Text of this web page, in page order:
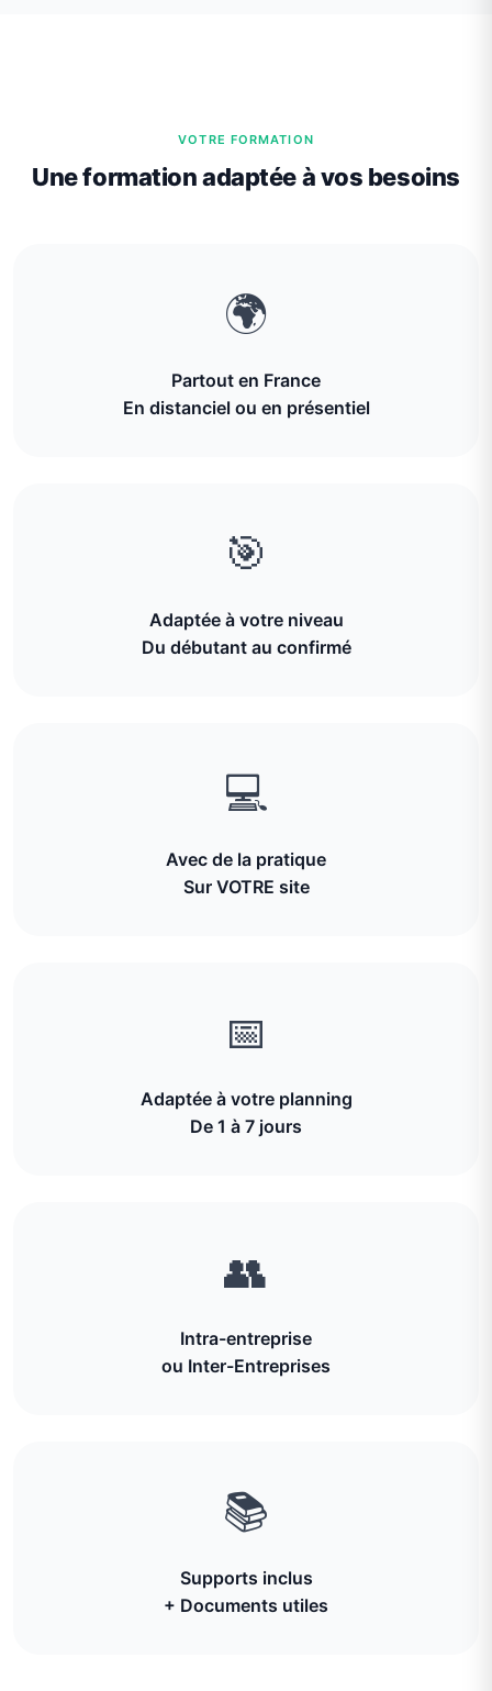
VOTRE FORMATION
Une formation adaptée à vos besoins
🌍
Partout en France
En distanciel ou en présentiel
🎯
Adaptée à votre niveau
Du débutant au confirmé
💻
Avec de la pratique
Sur VOTRE site
📅
Adaptée à votre planning
De 1 à 7 jours
👥
Intra-entreprise
ou Inter-Entreprises
📚
Supports inclus
+ Documents utiles